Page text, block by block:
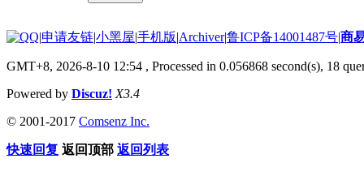
|申请友链|小黑屋|手机版|Archiver|鲁ICP备14001487号|商
GMT+8, 2026-8-10 12:54 , Processed in 0.056868 second(s), 18
Powered by Discuz! X3.4
© 2001-2017 Comsenz Inc.
快速回复 返回顶部 返回列表